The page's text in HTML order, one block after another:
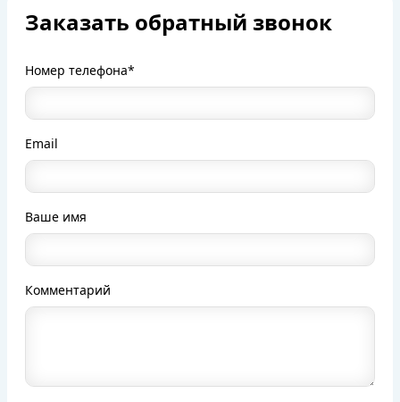
Заказать обратный звонок
Номер телефона*
Email
Ваше имя
Комментарий